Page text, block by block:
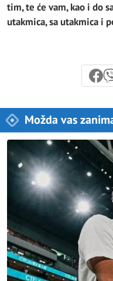
tim, te će vam, kao i do
utakmica, sa utakmica i
Možda vas